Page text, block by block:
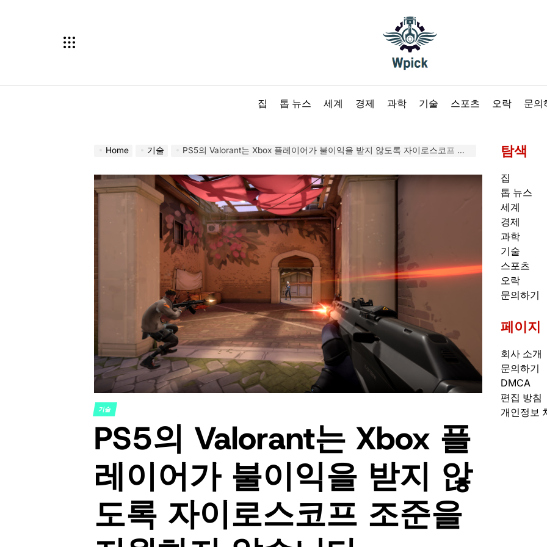
집
톱 뉴스 세계 경제 과학 기술 스포츠 오락 문의
Home 기술 PS5의 Valorant는 Xbox 플레이어가 불이익을 받지 않도록 자이로스코프 조준을 지원하지 않습니다.
POSTED
기술
PS5의 Valorant는 Xbox 플
레이어가 불이익을 받지 않
도록 자이로스코프 조준을
탐색
집
톱 뉴스
세계
경제
과학
기술
스포츠
오락
문의하기
페이지
회사 소개
문의하기
DMCA
편집 방침
개인정보